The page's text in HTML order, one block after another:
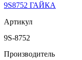
9S8752 ГАЙКА
Артикул
9S-8752
Производитель